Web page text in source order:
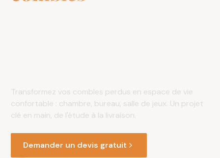
Transformez vos combles perdus en espace de vie
confortable : chambre, bureau, salle de jeux. Un projet
clé en main, de l'étude à la livraison.
Demander un devis gratuit